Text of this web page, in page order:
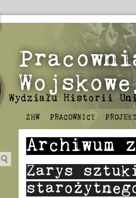
Wydziału Historii
ZHW PRACOWNICY
Archiwum
Zarys